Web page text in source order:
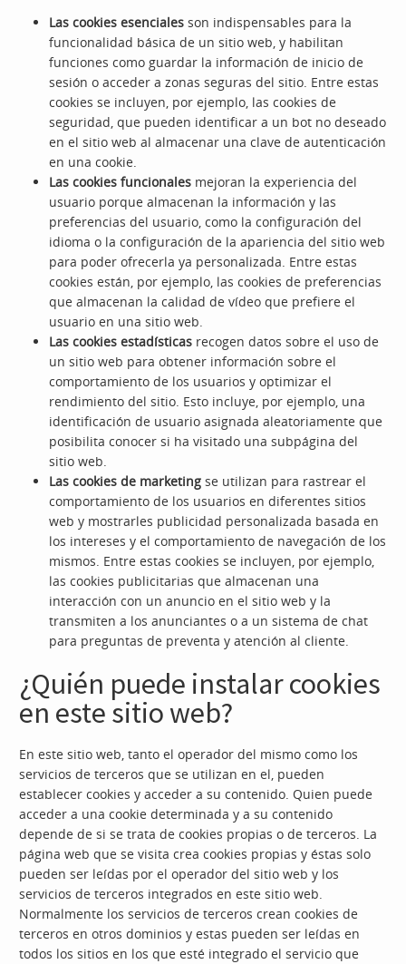
Las cookies esenciales son indispensables para la
funcionalidad básica de un sitio web, y habilitan
funciones como guardar la información de inicio de
sesión o acceder a zonas seguras del sitio. Entre estas
cookies se incluyen, por ejemplo, las cookies de
seguridad, que pueden identificar a un bot no deseado
en el sitio web al almacenar una clave de autenticación
en una cookie.
Las cookies funcionales mejoran la experiencia del
usuario porque almacenan la información y las
preferencias del usuario, como la configuración del
idioma o la configuración de la apariencia del sitio web
para poder ofrecerla ya personalizada. Entre estas
cookies están, por ejemplo, las cookies de preferencias
que almacenan la calidad de vídeo que prefiere el
usuario en una sitio web.
Las cookies estadísticas recogen datos sobre el uso de
un sitio web para obtener información sobre el
comportamiento de los usuarios y optimizar el
rendimiento del sitio. Esto incluye, por ejemplo, una
identificación de usuario asignada aleatoriamente que
posibilita conocer si ha visitado una subpágina del
sitio web.
Las cookies de marketing se utilizan para rastrear el
comportamiento de los usuarios en diferentes sitios
web y mostrarles publicidad personalizada basada en
los intereses y el comportamiento de navegación de los
mismos. Entre estas cookies se incluyen, por ejemplo,
las cookies publicitarias que almacenan una
interacción con un anuncio en el sitio web y la
transmiten a los anunciantes o a un sistema de chat
para preguntas de preventa y atención al cliente.
¿Quién puede instalar cookies
en este sitio web?
En este sitio web, tanto el operador del mismo como los
servicios de terceros que se utilizan en el, pueden
establecer cookies y acceder a su contenido. Quien puede
acceder a una cookie determinada y a su contenido
depende de si se trata de cookies propias o de terceros. La
página web que se visita crea cookies propias y éstas solo
pueden ser leídas por el operador del sitio web y los
servicios de terceros integrados en este sitio web.
Normalmente los servicios de terceros crean cookies de
terceros en otros dominios y estas pueden ser leídas en
todos los sitios en los que esté integrado el servicio que